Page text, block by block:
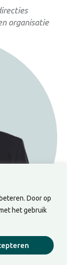
Door op
het gebruik
organisatie